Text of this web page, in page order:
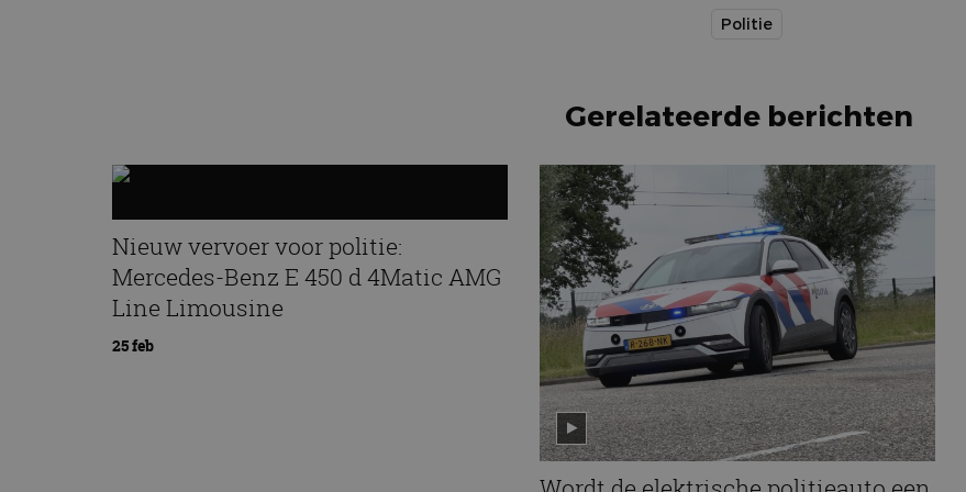
Politie
Gerelateerde berichten
Nieuw vervoer voor politie:
Mercedes-Benz E 450 d 4Matic AMG
Line Limousine
25 feb